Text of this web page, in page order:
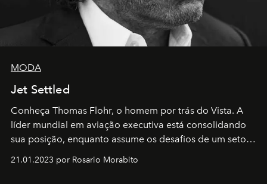
MODA
Jet Settled
Conheça Thomas Flohr, o homem por trás do Vista. A
líder mundial em aviação executiva está consolidando
sua posição, enquanto assume os desafios de um setor
21.01.2023 por Rosario Morabito